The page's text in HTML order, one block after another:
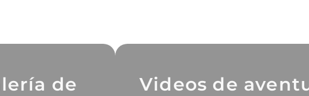
de
Videos de